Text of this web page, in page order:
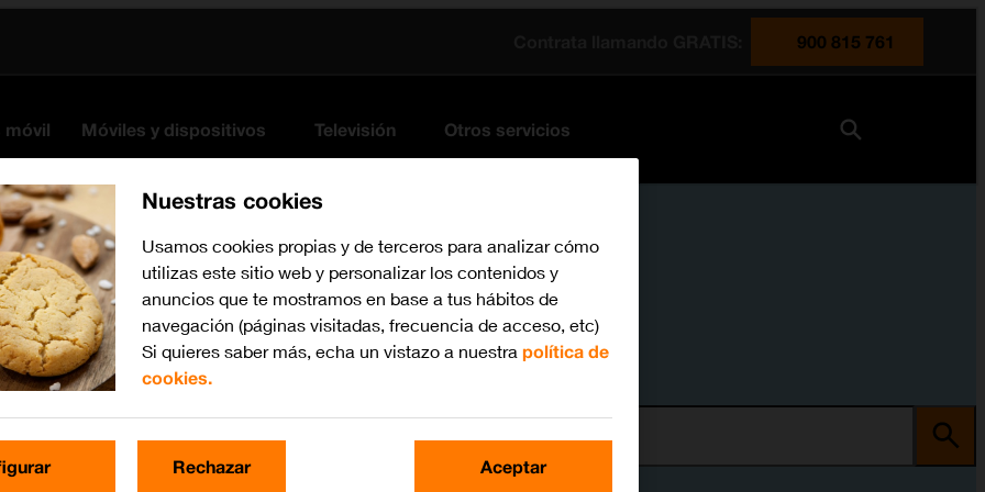
900 815 761
móvil Móviles y dispositivos Televisión Otros servicios
Nuestras cookies
Usamos cookies propias y de terceros para analizar cómo
utilizas este sitio web y personalizar los contenidos y
anuncios que te mostramos en base a tus hábitos de
navegación (páginas visitadas, frecuencia de acceso, etc)
Si quieres saber más, echa un vistazo a nuestra política de
cookies.
Rechazar Aceptar